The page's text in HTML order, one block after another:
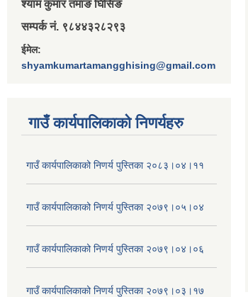
श्‍याम कुमार तमाङ घिसिङ
सम्पर्क नं. ९८४४३२८२९३
ईमेल:
shyamkumartamangghising@gmail.com
गाउँ कार्यपालिकाकाे निणर्यहरु
गाउँ कार्यपालिकाको निणर्य पुस्तिका २०८३।०४।११
गाउँ कार्यपालिकाको निणर्य पुस्तिका २०७९।०५।०४
गाउँ कार्यपालिकाको निणर्य पुस्तिका २०७९।०४।०६
गाउँ कार्यपालिकाको निणर्य पुस्तिका २०७९।०३।१७